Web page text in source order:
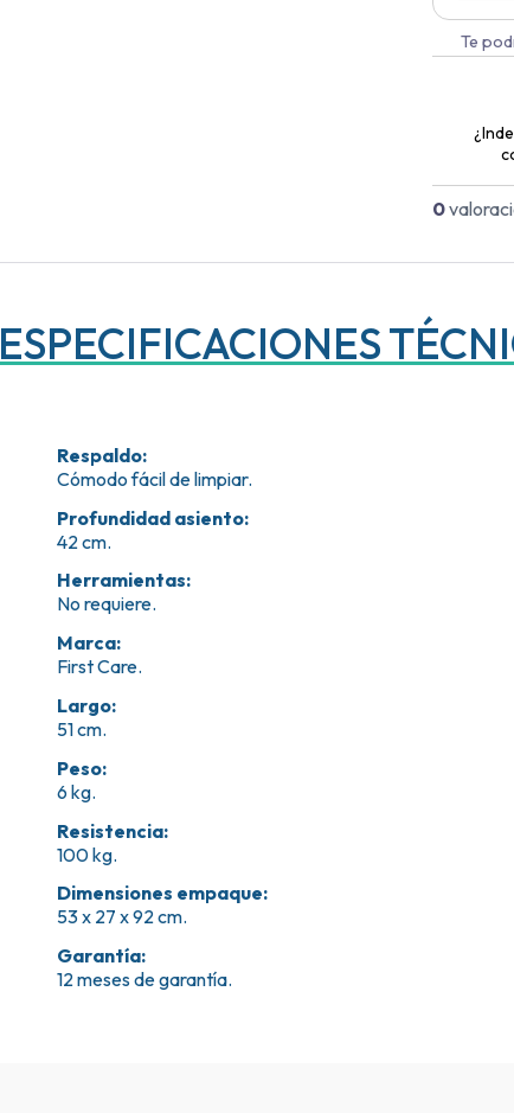
Te
0
ESPECIFICACIONES
Respaldo:
Cómodo fácil de limpiar.
Profundidad asiento:
42 cm.
Herramientas:
No requiere.
Marca:
First Care.
Largo:
51 cm.
Peso:
6 kg.
Resistencia:
100 kg.
Dimensiones empaque:
53 x 27 x 92 cm.
Garantía:
12 meses de garantía.